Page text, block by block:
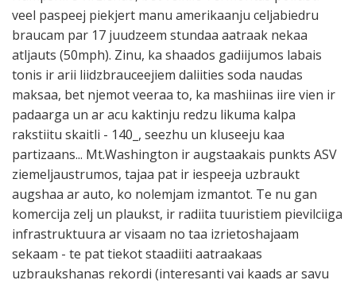
veel paspeej piekjert manu amerikaanju celjabiedru
braucam par 17 juudzeem stundaa aatraak nekaa
atljauts (50mph). Zinu, ka shaados gadiijumos labais
tonis ir arii liidzbrauceejiem daliities soda naudas
maksaa, bet njemot veeraa to, ka mashiinas iire vien ir
padaarga un ar acu kaktinju redzu likuma kalpa
rakstiitu skaitli - 140_, seezhu un kluseeju kaa
partizaans... Mt.Washington ir augstaakais punkts ASV
ziemeljaustrumos, tajaa pat ir iespeeja uzbraukt
augshaa ar auto, ko nolemjam izmantot. Te nu gan
komercija zelj un plaukst, ir radiita tuuristiem pievilciiga
infrastruktuura ar visaam no taa izrietoshajaam
sekaam - te pat tiekot staadiiti aatraakaas
uzbraukshanas rekordi (interesanti vai kaads ar savu